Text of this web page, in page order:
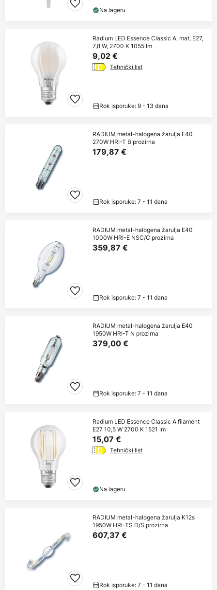
Na lageru
Radium LED Essence Classic A, mat, E27,
7,8 W, 2700 K 1055 lm
9,02 €
Tehnički list
Rok isporuke: 9 - 13 dana
RADIUM metal-halogena žarulja E40
270W HRI-T B prozirna
179,87 €
Rok isporuke: 7 - 11 dana
RADIUM metal-halogena žarulja E40
1000W HRI-E NSC/C prozirna
359,87 €
Rok isporuke: 7 - 11 dana
RADIUM metal-halogena žarulja E40
1950W HRI-T N prozirna
379,00 €
Rok isporuke: 7 - 11 dana
Radium LED Essence Classic A filament
E27 10,5 W 2700 K 1521 lm
15,07 €
Tehnički list
Na lageru
RADIUM metal-halogena žarulja K12s
1950W HRI-TS D/S prozirna
607,37 €
Rok isporuke: 7 - 11 dana